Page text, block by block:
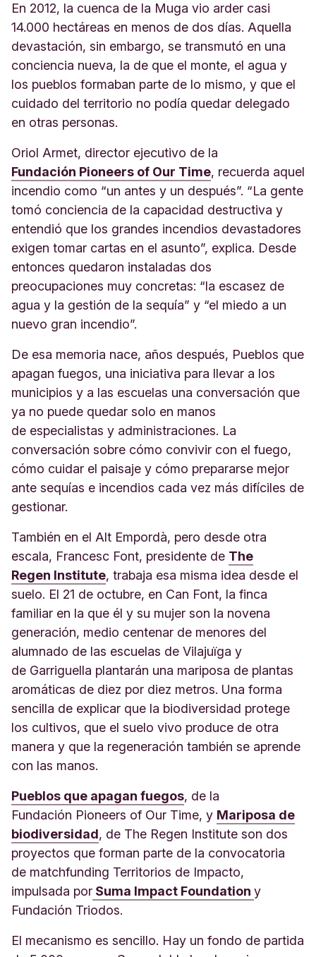
En 2012, la cuenca de la Muga vio arder casi
14.000 hectáreas en menos de dos días. Aquella
devastación, sin embargo, se transmutó en una
conciencia nueva, la de que el monte, el agua y
los pueblos formaban parte de lo mismo, y que el
cuidado del territorio no podía quedar delegado
en otras personas.
Oriol Armet, director ejecutivo de la
Fundación Pioneers of Our Time, recuerda aquel
incendio como “un antes y un después”. “La gente
tomó conciencia de la capacidad destructiva y
entendió que los grandes incendios devastadores
exigen tomar cartas en el asunto”, explica. Desde
entonces quedaron instaladas dos
preocupaciones muy concretas: “la escasez de
agua y la gestión de la sequía” y “el miedo a un
nuevo gran incendio”.
De esa memoria nace, años después, Pueblos que
apagan fuegos, una iniciativa para llevar a los
municipios y a las escuelas una conversación que
ya no puede quedar solo en manos
de especialistas y administraciones. La
conversación sobre cómo convivir con el fuego,
cómo cuidar el paisaje y cómo prepararse mejor
ante sequías e incendios cada vez más difíciles de
gestionar.
También en el Alt Empordà, pero desde otra
escala, Francesc Font, presidente de The
Regen Institute, trabaja esa misma idea desde el
suelo. El 21 de octubre, en Can Font, la finca
familiar en la que él y su mujer son la novena
generación, medio centenar de menores del
alumnado de las escuelas de Vilajuïga y
de Garriguella plantarán una mariposa de plantas
aromáticas de diez por diez metros. Una forma
sencilla de explicar que la biodiversidad protege
los cultivos, que el suelo vivo produce de otra
manera y que la regeneración también se aprende
con las manos.
Pueblos que apagan fuegos, de la
Fundación Pioneers of Our Time, y Mariposa de
biodiversidad, de The Regen Institute son dos
proyectos que forman parte de la convocatoria
de matchfunding Territorios de Impacto,
impulsada por Suma Impact Foundation y
Fundación Triodos.
El mecanismo es sencillo. Hay un fondo de partida